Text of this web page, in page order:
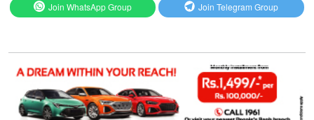
Join WhatsApp Group Join Telegram Group